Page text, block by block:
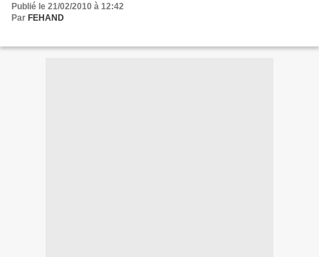
Publié le 21/02/2010 à 12:42
Par FEHAND